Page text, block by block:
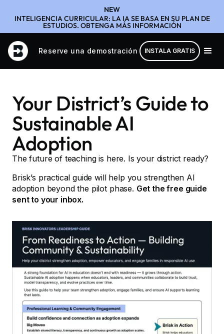
NEW
INTELIGENCIA CURRICULAR: LA IA SE BASA EN SU PLAN DE
ESTUDIOS. OBTENGA MÁS INFORMACIÓN
Reserve una demostración INSTALA GRATIS
Your District’s Guide to
Sustainable AI
Adoption
The future of teaching is here. Is your district ready?
Brisk’s practical guide will help you strengthen AI
adoption beyond the pilot phase. Get the free guide
sent to your inbox.